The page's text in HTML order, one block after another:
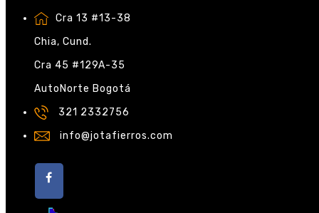
Cra 13 #13-38
Chia, Cund.
Cra 45 #129A-35
AutoNorte Bogotá
321 2332756
info@jotafierros.com